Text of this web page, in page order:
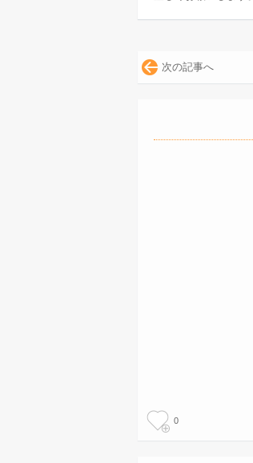
次の記事へ
0